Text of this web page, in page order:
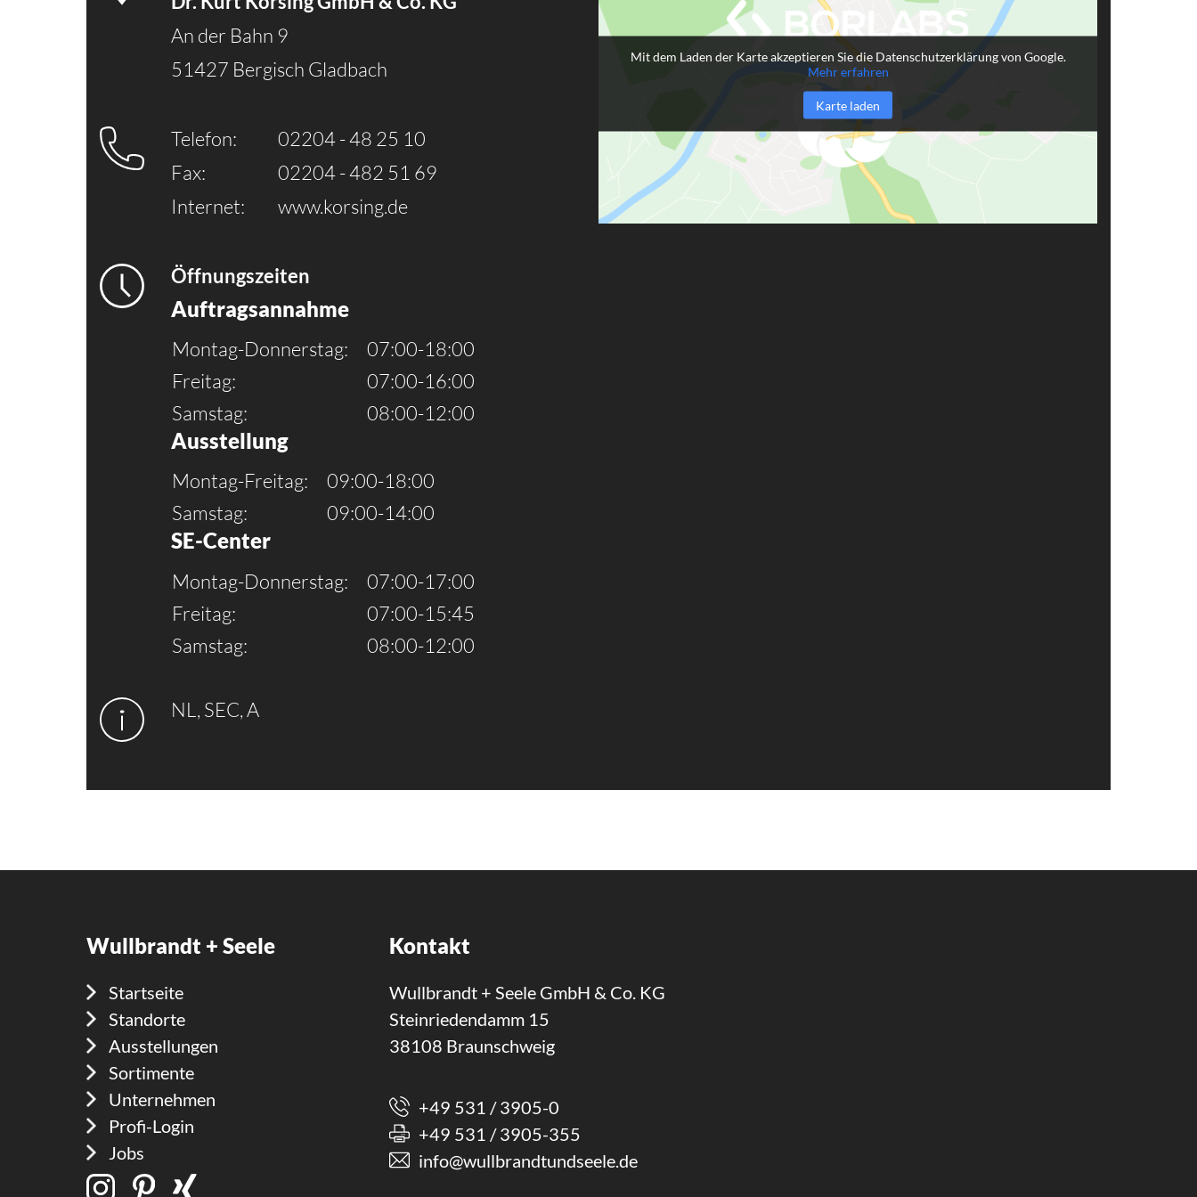
An der Bahn 9
51427 Bergisch Gladbach
Telefon:
02204 - 48 25 10
Fax:
02204 - 482 51 69
Internet:
www.korsing.de
Öffnungszeiten
Auftragsannahme
Montag-Donnerstag:
07:00-18:00
Freitag:
07:00-16:00
Samstag:
08:00-12:00
Ausstellung
Montag-Freitag:
09:00-18:00
Samstag:
09:00-14:00
SE-Center
Montag-Donnerstag:
07:00-17:00
Freitag:
07:00-15:45
Samstag:
08:00-12:00
NL, SEC, A
Mit dem Laden der Karte akzeptieren Sie die Datenschutzerklärung von Google.
Mehr erfahren
Karte laden
Wullbrandt + Seele
Startseite
Standorte
Ausstellungen
Sortimente
Unternehmen
Profi-Login
Jobs
Kontakt
Wullbrandt + Seele GmbH & Co. KG
Steinriedendamm 15
38108 Braunschweig
+49 531 / 3905-0
+49 531 / 3905-355
info@wullbrandtundseele.de